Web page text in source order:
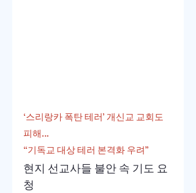
‘스리랑카 폭탄 테러’ 개신교 교회도
피해…
“기독교 대상 테러 본격화 우려”
현지 선교사들 불안 속 기도 요
청